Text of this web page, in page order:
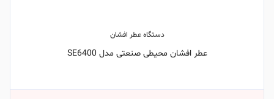
دستگاه عطر افشان
عطر افشان محیطی صنعتی مدل SE6400